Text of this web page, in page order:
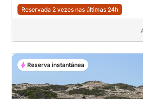
Reservada 2 vezes nas últimas 24h
Reserva instantânea